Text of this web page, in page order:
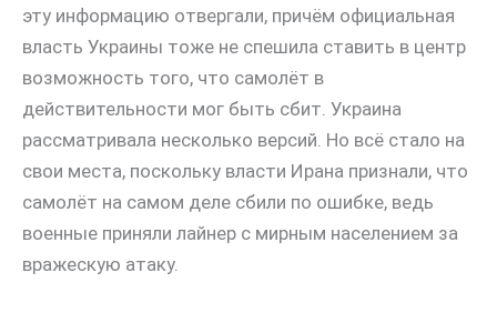
эту информацию отвергали, причём официальная
власть Украины тоже не спешила ставить в центр
возможность того, что самолёт в
действительности мог быть сбит. Украина
рассматривала несколько версий. Но всё стало на
свои места, поскольку власти Ирана признали, что
самолёт на самом деле сбили по ошибке, ведь
военные приняли лайнер с мирным населением за
вражескую атаку.